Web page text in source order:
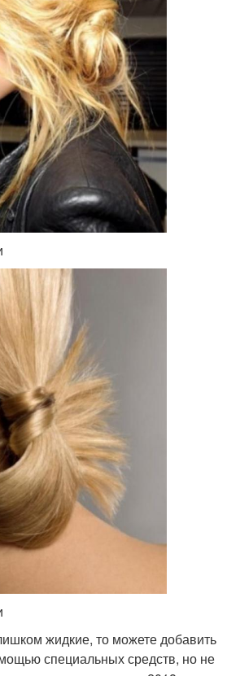
жидкие, то можете добавить
специальных средств, но не